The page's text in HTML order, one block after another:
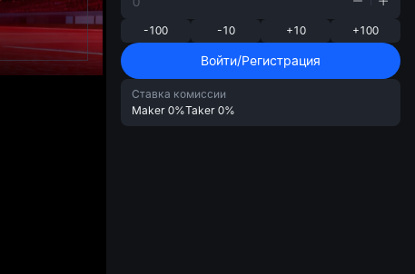
-100 -10 +10 +100
Войти/Регистрация
Ставка комиссии
Maker 0%Taker 0%